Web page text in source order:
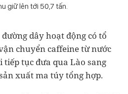
giữ lên tới 50,7 tấn.
dây hoạt động có tổ
chuyển caffeine từ nước
tục đưa qua Lào sang
xuất ma túy tổng hợp.